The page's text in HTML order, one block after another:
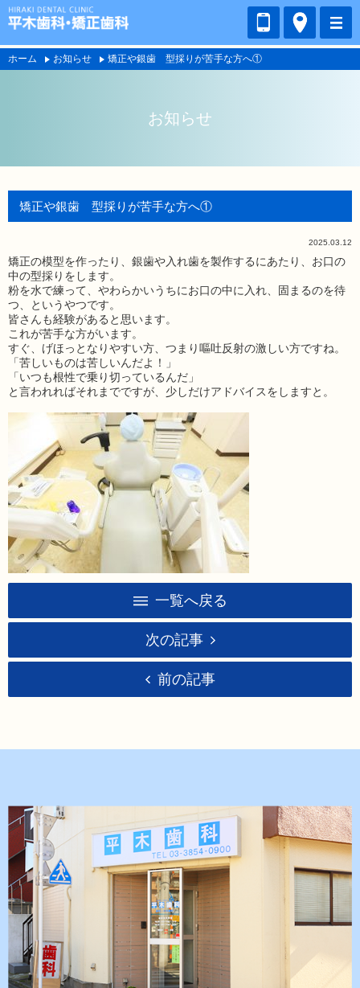
ホーム お知らせ 矯正や銀歯 型採りが苦手な方へ①
お知らせ
矯正や銀歯 型採りが苦手な方へ①
2025.03.12
矯正の模型を作ったり、銀歯や入れ歯を製作するにあたり、お口の
中の型採りをします。
粉を水で練って、やわらかいうちにお口の中に入れ、固まるのを待
つ、というやつです。
皆さんも経験があると思います。
これが苦手な方がいます。
すぐ、げほっとなりやすい方、つまり嘔吐反射の激しい方ですね。
「苦しいものは苦しいんだよ！」
「いつも根性で乗り切っているんだ」
と言われればそれまでですが、少しだけアドバイスをしますと。
一覧へ戻る
次の記事
前の記事